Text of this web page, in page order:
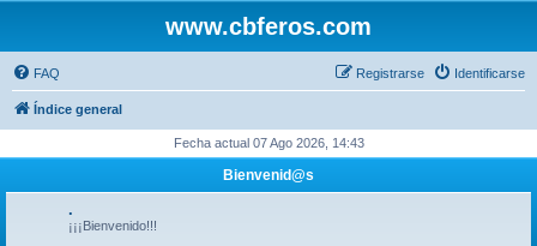
www.cbferos.com
FAQ Identificarse
Registrarse
Índice general
Fecha actual 07 Ago 2026, 14:43
Bienvenid@s
.
¡¡¡Bienvenido!!!